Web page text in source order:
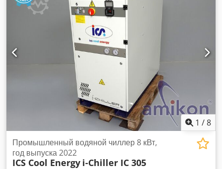
1 /8
Промышленный водяной чиллер 8 кВт,
год выпуска 2022
ICS Cool Energy i-Chiller IC 305